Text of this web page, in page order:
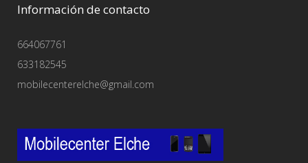
Información de contacto
664067761
633182545
mobilecenterelche@gmail.com